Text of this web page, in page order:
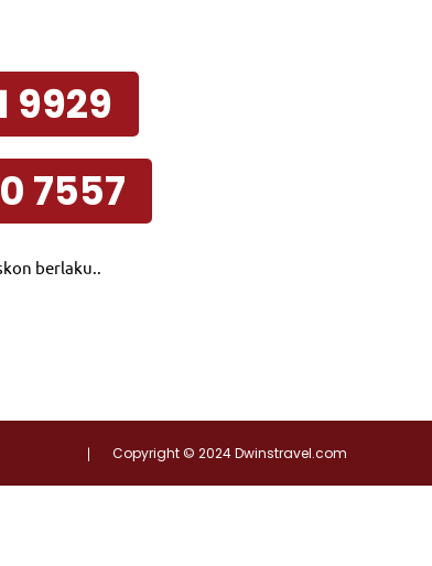
9929
7557
berlaku..
| Copyright © 2024 Dwinstravel.com